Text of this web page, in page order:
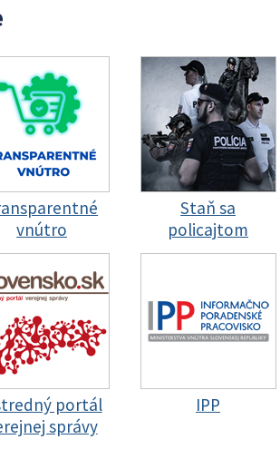
vnútro
Staň sa
policajtom
portál
správy
IPP